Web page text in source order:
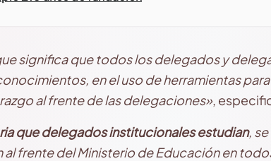
significa que todos los delegados y
en el uso de herramientas
al frente de las delegaciones»,
que delegados institucionales estudian,
al frente del Ministerio de Educación en